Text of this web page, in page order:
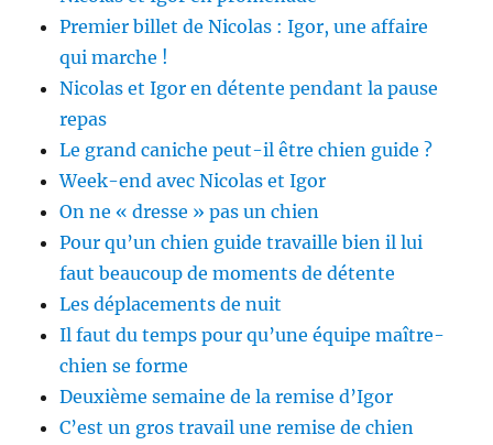
Premier billet de Nicolas : Igor, une affaire
qui marche !
Nicolas et Igor en détente pendant la pause
repas
Le grand caniche peut-il être chien guide ?
Week-end avec Nicolas et Igor
On ne « dresse » pas un chien
Pour qu’un chien guide travaille bien il lui
faut beaucoup de moments de détente
Les déplacements de nuit
Il faut du temps pour qu’une équipe maître-
chien se forme
Deuxième semaine de la remise d’Igor
C’est un gros travail une remise de chien